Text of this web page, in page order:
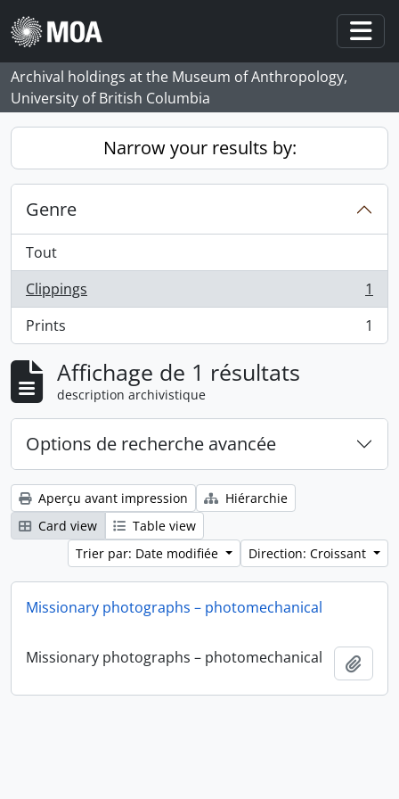
Skip to main content
Archival holdings at the Museum of Anthropology,
University of British Columbia
Narrow your results by:
Genre
Tout
Clippings
, 1 résultats
1
Prints
, 1 résultats 1
Affichage de 1 résultats
description archivistique
Options de recherche avancée
Aperçu avant impression
Hiérarchie
Card view
Table view
Trier par: Date modifiée
Direction: Croissant
Missionary photographs – photomechanical
Missionary photographs – photomechanical